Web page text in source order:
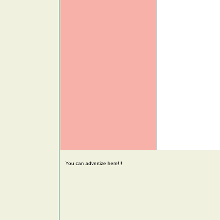
You can advertize here!!!